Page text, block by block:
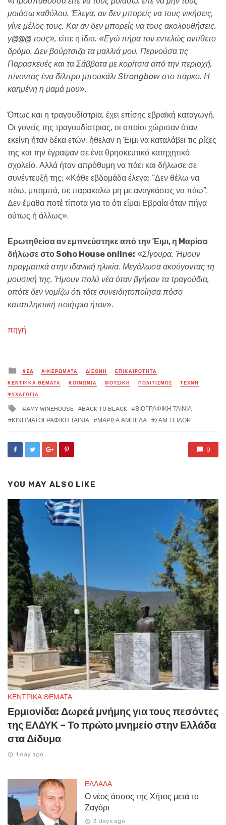
μοιάσω καθόλου. Έλεγα, αν δεν μπορείς να τους νικήσεις,
γίνε μέλος τους. Και αν δεν μπορείς να τους ακολουθήσεις,
γ@@@ τους», είπε η ίδια. «Εγώ πήρα τον εντελώς αντίθετο
δρόμο. Δεν βούρτσιζα τα μαλλιά μου. Περνούσα τις
Παρασκευές και τα Σάββατα με κορίτσια από την περιοχή,
πίνοντας ένα δίλιτρο μπουκάλι Strongbow στο πάρκο. Η
καημένη η μαμά μου».
Όπως και η τραγουδίστρια, έχει επίσης εβραϊκή καταγωγή.
Οι γονείς της τραγουδίστριας, οι οποίοι χώρισαν όταν
εκείνη ήταν δέκα ετών, ήθελαν η Έιμι να καταλάβει τις ρίζες
της και την έγραψαν σε ένα θρησκευτικό κατηχητικό
σχολείο. Αλλά ήταν απρόθυμη να πάει και δήλωσε σε
συνέντευξή της: «Κάθε εβδομάδα έλεγα: “Δεν θέλω να
πάω, μπαμπά, σε παρακαλώ μη με αναγκάσεις να πάω”.
Δεν έμαθα ποτέ τίποτα για το ότι είμαι Εβραία όταν πήγα
ούτως ή άλλως».
Ερωτηθείσα αν εμπνεύστηκε από την Έιμι, η Mαρίσα
δήλωσε στο Soho House online: «Σίγουρα. Ήμουν
πραγματικά στην ιδανική ηλικία. Μεγάλωσα ακούγοντας τη
μουσική της. Ήμουν πολύ νέα όταν βγήκαν τα τραγούδια,
οπότε δεν νομίζω ότι τότε συνειδητοποίησα πόσο
καταπληκτική ποιήτρια ήταν».
πηγή
Posted
in
NEA ΑΦΙΕΡΩΜΑΤΑ ΔΙΕΘΝΗ ΕΠΙΚΑΙΡΟΤΗΤΑ
ΚΕΝΤΡΙΚΑ ΘΕΜΑΤΑ ΚΟΙΝΩΝΙΑ ΜΟΥΣΙΚΗ ΠΟΛΙΤΙΣΜΟΣ ΤΕΧΝΗ
ΨΥΧΑΓΩΓΙΑ
Tagged
with
AMY WINEHOUSE BACK TO BLACK
ΒΙΟΓΡΑΦΙΚΗ ΤΑΙΝΙΑ
ΚΙΝΗΜΑΤΟΓΡΑΦΙΚΗ ΤΑΙΝΙΑ
ΜΑΡΙΣΑ ΑΜΠΕΛΑ ΣΑΜ ΤΕΪΛΟΡ
0
YOU MAY ALSO LIKE
ΚΕΝΤΡΙΚΑ ΘΕΜΑΤΑ
Ερμιονίδα: Δωρεά μνήμης για τους πεσόντες
της ΕΛΔΥΚ – Το πρώτο μνημείο στην Ελλάδα
στα Δίδυμα
1 day ago
ΕΛΛΑΔΑ
Ο νέος άσσος της Χήτος μετά το
Ζαγόρι
3 days ago